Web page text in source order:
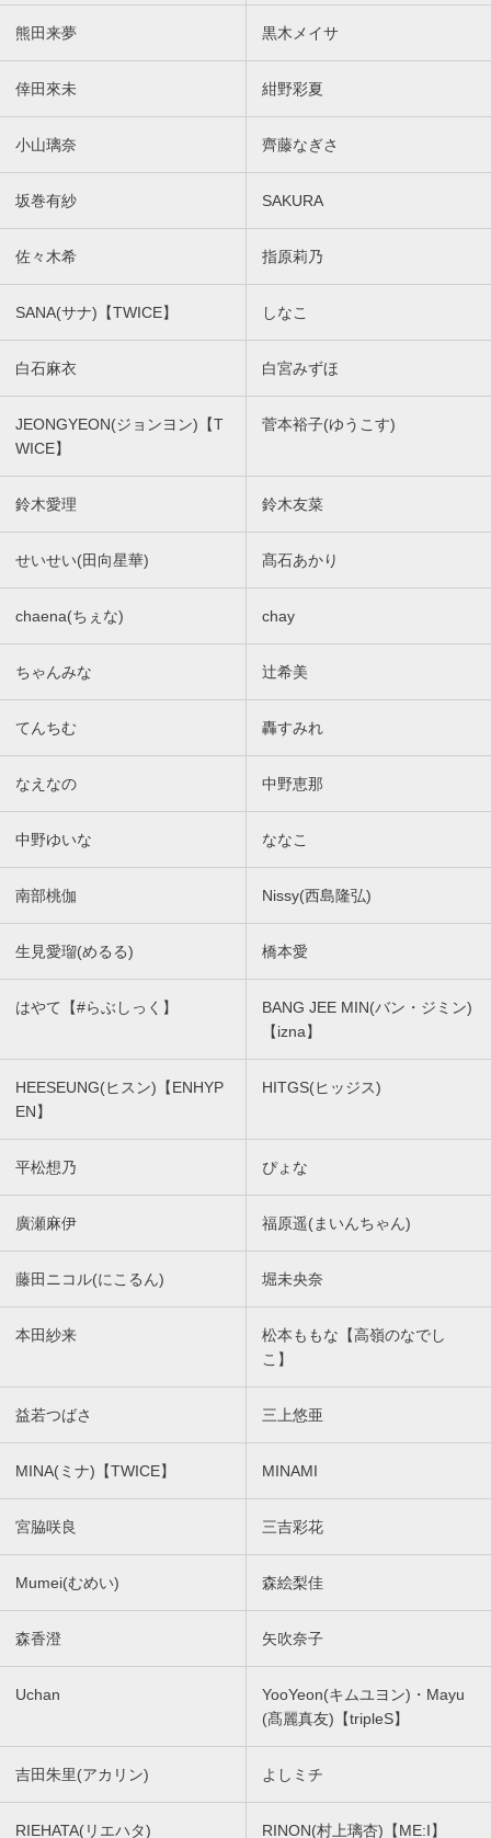
熊田来夢 黒木メイサ
倖田來未 紺野彩夏
小山璃奈 齊藤なぎさ
坂巻有紗 SAKURA
佐々木希 指原莉乃
SANA(サナ)【TWICE】 しなこ
白石麻衣 白宮みずほ
JEONGYEON(ジョンヨン)【T
WICE】
菅本裕子(ゆうこす)
鈴木愛理 鈴木友菜
せいせい(田向星華) 髙石あかり
chaena(ちぇな) chay
ちゃんみな 辻希美
てんちむ 轟すみれ
なえなの 中野恵那
中野ゆいな ななこ
南部桃伽 Nissy(西島隆弘)
生見愛瑠(めるる) 橋本愛
はやて【#らぶしっく】
BANG JEE MIN(バン・ジミン)
【izna】
HEESEUNG(ヒスン)【ENHYP
EN】
HITGS(ヒッジス)
平松想乃 ぴょな
廣瀬麻伊 福原遥(まいんちゃん)
藤田ニコル(にこるん) 堀未央奈
本田紗来
松本ももな【高嶺のなでし
こ】
益若つばさ 三上悠亜
MINA(ミナ)【TWICE】 MINAMI
宮脇咲良 三吉彩花
Mumei(むめい) 森絵梨佳
森香澄 矢吹奈子
Uchan
YooYeon(キムユヨン)・Mayu
(髙麗真友)【tripleS】
吉田朱里(アカリン) よしミチ
RIEHATA(リエハタ) RINON(村上璃杏)【ME:I】